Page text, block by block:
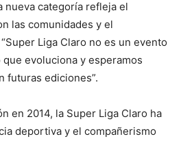
nueva categoría refleja el
las comunidades y el
Liga Claro no es un evento
evoluciona y esperamos
futuras ediciones”.
en 2014, la Super Liga Claro ha
deportiva y el compañerismo